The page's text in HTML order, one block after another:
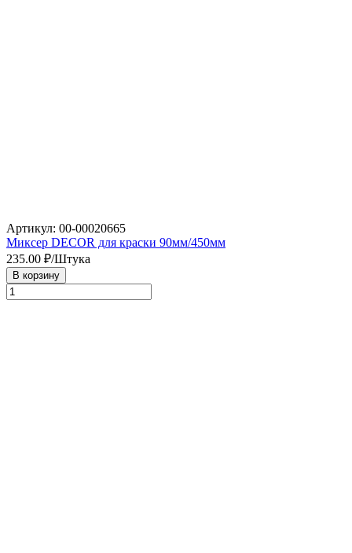
Артикул: 00-00020665
Миксер DECOR для краски 90мм/450мм
235.00 ₽/Штука
В корзину